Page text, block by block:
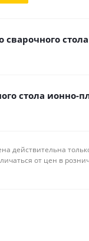
стола ионно-
действительна
от цен в